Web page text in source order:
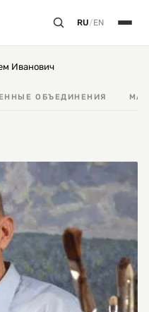
RU/EN
Иванович
ОБЪЕДИНЕНИЯ